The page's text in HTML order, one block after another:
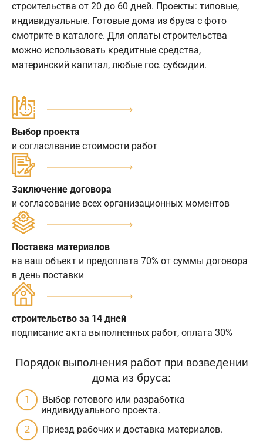
строительства от 20 до 60 дней. Проекты: типовые,
индивидуальные. Готовые дома из бруса с фото
смотрите в каталоге. Для оплаты строительства
можно использовать кредитные средства,
материнский капитал, любые гос. субсидии.
Выбор проекта
и согласлвание стоимости работ
Заключение договора
и согласование всех организационных моментов
Поставка материалов
на ваш объект и предоплата 70% от суммы договора
в день поставки
строительство за 14 дней
подписание акта выполненных работ, оплата 30%
Порядок выполнения работ при возведении
дома из бруса:
Выбор готового или разработка
индивидуального проекта.
Приезд рабочих и доставка материалов.